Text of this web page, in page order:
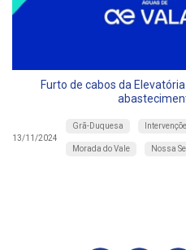
Furto de cabos da
13/11/2024
Grã-Duquesa
Morada do Vale Nossa